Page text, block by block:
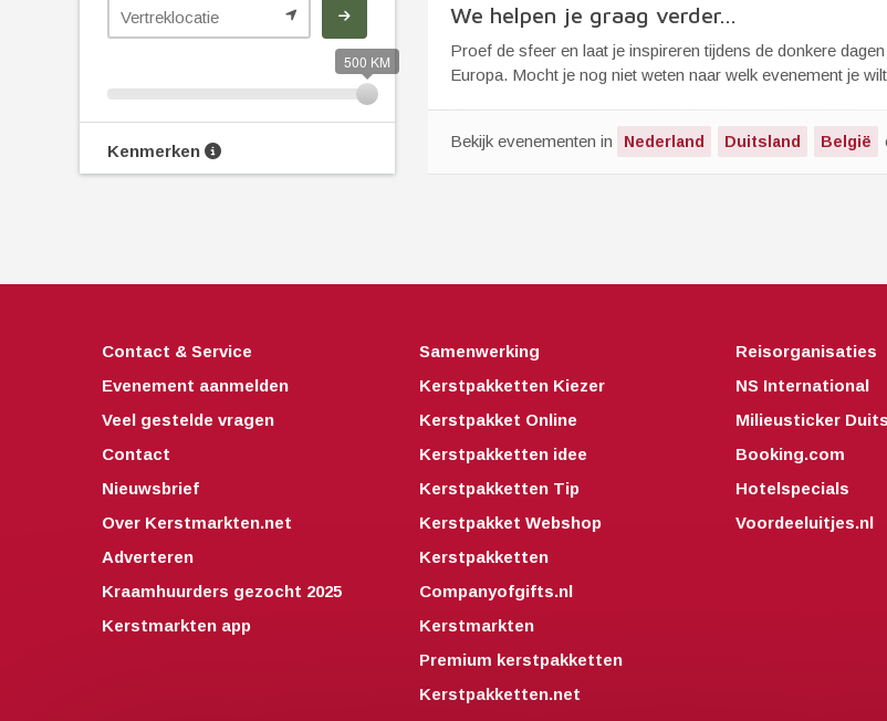
500 KM
Kenmerken
We helpen je graag verder...
Proef de sfeer en laat je inspireren tijdens de donkere
Europa. Mocht je nog niet weten naar welk evenement je
Bekijk evenementen in Nederland Duitsland België
Contact & Service
Evenement aanmelden
Veel gestelde vragen
Contact
Nieuwsbrief
Over Kerstmarkten.net
Adverteren
Kraamhuurders gezocht 2025
Kerstmarkten app
Samenwerking
Kerstpakketten Kiezer
Kerstpakket Online
Kerstpakketten idee
Kerstpakketten Tip
Kerstpakket Webshop
Kerstpakketten
Companyofgifts.nl
Kerstmarkten
Premium kerstpakketten
Kerstpakketten.net
Reisorganisaties
NS International
Milieusticker
Booking.com
Hotelspecials
Voordeeluitjes.nl